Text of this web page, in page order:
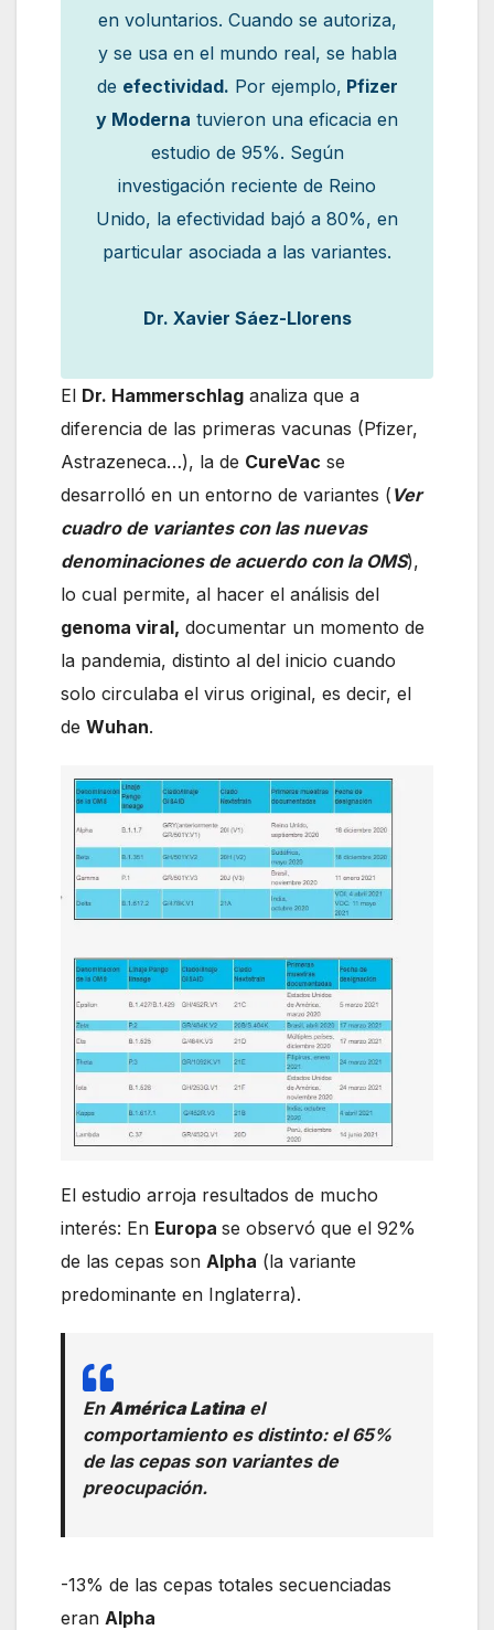
en voluntarios. Cuando se autoriza,
y se usa en el mundo real, se habla
de efectividad. Por ejemplo, Pfizer
y Moderna tuvieron una eficacia en
estudio de 95%. Según
investigación reciente de Reino
Unido, la efectividad bajó a 80%, en
particular asociada a las variantes.
Dr. Xavier Sáez-Llorens
El Dr. Hammerschlag analiza que a
diferencia de las primeras vacunas (Pfizer,
Astrazeneca…), la de CureVac se
desarrolló en un entorno de variantes ( Ver
cuadro de variantes con las nuevas
denominaciones de acuerdo con la OMS),
lo cual permite, al hacer el análisis del
genoma viral, documentar un momento de
la pandemia, distinto al del inicio cuando
solo circulaba el virus original, es decir, el
de Wuhan.
El estudio arroja resultados de mucho
interés: En Europa se observó que el 92%
de las cepas son Alpha (la variante
predominante en Inglaterra).
EnAmérica Latinael
comportamiento es distinto: el 65%
de las cepas son variantes de
preocupación.
-13% de las cepas totales secuenciadas
eran Alpha